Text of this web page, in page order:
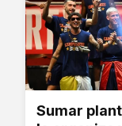
Sumar